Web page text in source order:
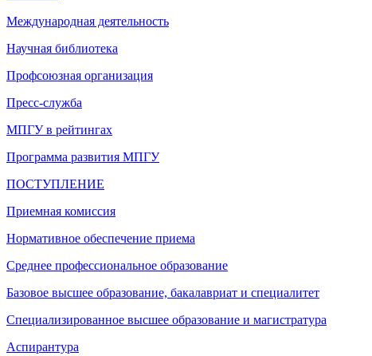
Международная деятельность
Научная библиотека
Профсоюзная организация
Пресс-служба
МПГУ в рейтингах
Программа развития МПГУ
ПОСТУПЛЕНИЕ
Приемная комиссия
Нормативное обеспечение приема
Среднее профессиональное образование
Базовое высшее образование, бакалавриат и специалитет
Специализированное высшее образование и магистратура
Аспирантура